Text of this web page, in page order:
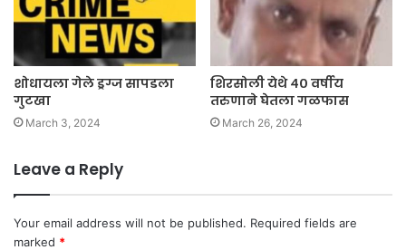
शोधायला गेले ड्रग्ज सापडला
गुटखा
March 3, 2024
शिरसोली येथे ४० वर्षीय
तरुणाने घेतला गळफास
March 26, 2024
Leave a Reply
Your email address will not be published. Required fields are
marked *